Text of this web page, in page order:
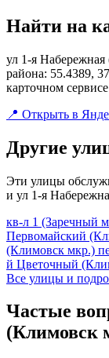
Найти на
ул 1-я
района: 55.4389,
карточном
📍 Открыть в
Другие
Эти улицы
и ул 1-я
кв-л 1 (Заречный
Первомайский
(Климовск мкр.)
й Цветочный
Все улицы и
Частые
(Климовск